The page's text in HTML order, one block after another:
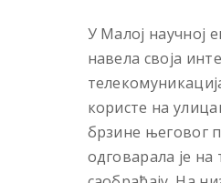
У Малој научној
навела своја
користе на
брзине његовог
одговарала је на